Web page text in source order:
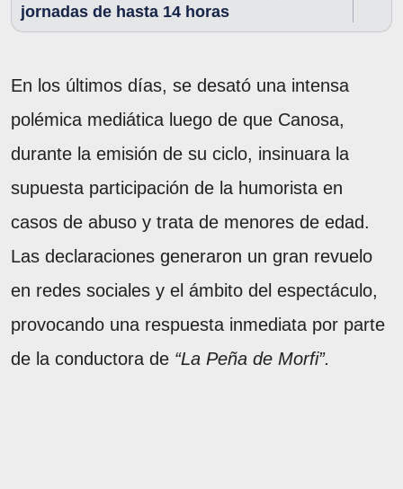
jornadas de hasta 14 horas
En los últimos días, se desató una intensa
polémica mediática luego de que Canosa,
durante la emisión de su ciclo, insinuara la
supuesta participación de la humorista en
casos de abuso y trata de menores de edad.
Las declaraciones generaron un gran revuelo
en redes sociales y el ámbito del espectáculo,
provocando una respuesta inmediata por parte
de la conductora de “La Peña de Morfi”.